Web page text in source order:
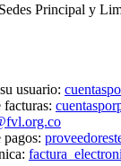
Principal y
usuario: